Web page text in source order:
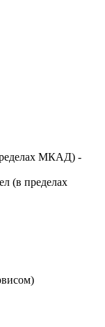
МКАД) -
(в пределах